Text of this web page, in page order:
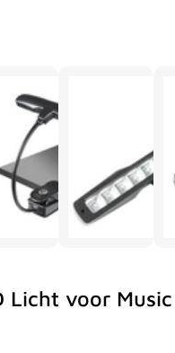
Licht voor Music